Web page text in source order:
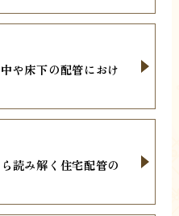
や床下の配管におけ
読み解く住宅配管の